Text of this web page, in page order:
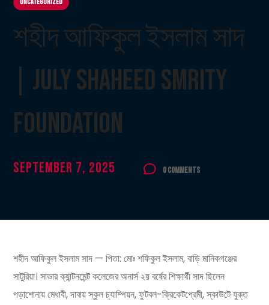
Uncategorized
শহীদ আফিকুল ইসলাম সাদ
| July Shaheed Smrity
Foundation
September 7, 2025 0 Comments
শহীদ আফিকুল ইসলাম সাদ — পিতা: মোঃ শফিকুল ইসলাম, বাড়ি মানিকগঞ্জের
সাটুরিয়া। সাভার ক্যান্টনমেন্ট কলেজের অনার্স ২য় বর্ষের শিক্ষার্থী সাদ ছিলেন
পড়াশোনায় মেধাবী, দাবায় স্কুল চ্যাম্পিয়ন, ফুটবল-ক্রিকেটপ্রেমী, স্কাউটে যুক্ত